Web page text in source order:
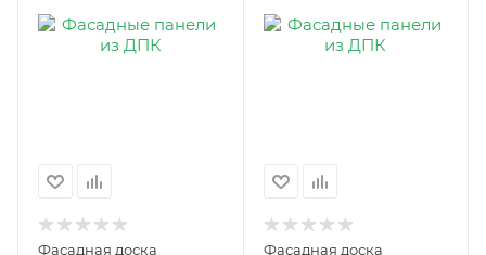
Фасадная доска
Фасадная доска